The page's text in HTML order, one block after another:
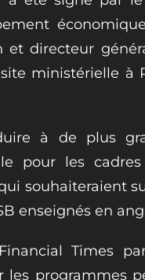
et directeur
ministérielle à
à de plus
pour les
souhaiteraient
enseignés en
Times
les programmes